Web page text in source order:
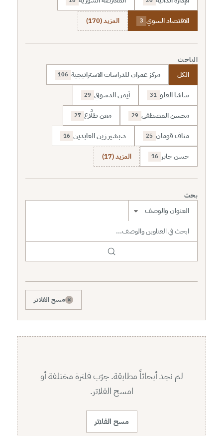
الاقتصاد السوي 3 المزيد (170)
الباحث
الكل مركز عمران للدراسات الاستراتيجية 106
ساشا العلو 31 أيمن الدسوقي 29
محسن المصطفى 29 معن طلَّاع 27
مناف قومان 25 د.بشير زين العابدين 16
حسن جابر 16 المزيد (17)
بحث
نطاق البحث
× مسح الفلاتر
لم نجد أبحاثاً مطابقة. جرّب فلترة مختلفة أو
امسح الفلاتر.
مسح الفلاتر